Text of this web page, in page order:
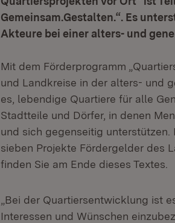
Gemeinsam.Gestalten.“. Es
Akteure bei einer alters- und
Mit dem Förderprogramm
und Landkreise in der alters- und
es, lebendige Quartiere für alle
Stadtteile und Dörfer, in denen
und sich gegenseitig
sieben Projekte Fördergelder des
finden Sie am Ende dieses Textes.
„Bei der Quartiersentwicklung ist
Interessen und Wünschen